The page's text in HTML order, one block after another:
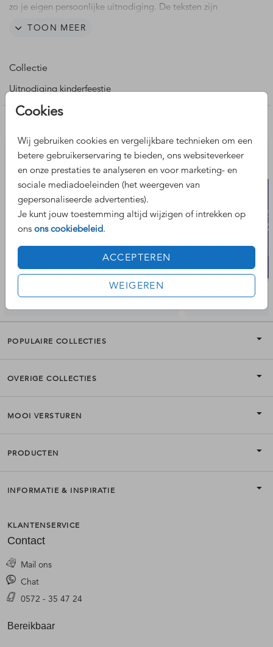
Cookies
Wij gebruiken cookies en vergelijkbare technieken om een
betere gebruikerservaring te bieden, ons websiteverkeer
en onze prestaties te analyseren en voor marketing- en
sociale mediadoeleinden (het weergeven van
gepersonaliseerde advertenties).
Je kunt jouw toestemming altijd wijzigen of intrekken op
ons ons cookiebeleid.
ACCEPTEREN
WEIGEREN
zo je eigen persoonlijke uitnodiging. De teksten zijn
kaartje.TOON MEER
Collectie
Uitnodiging kinderfeestje
POPULAIRE COLLECTIES
OVERIGE COLLECTIES
MOOI VERSTUREN
PRODUCTEN
INFORMATIE & INSPIRATIE
KLANTENSERVICE
Contact
Mail ons
Chat
0572 - 35 47 24
Bereikbaar